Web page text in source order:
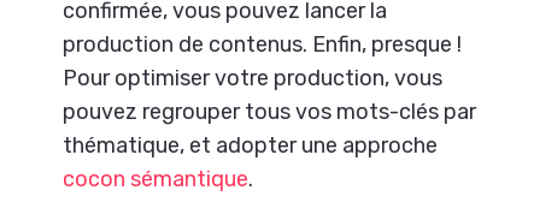
confirmée, vous pouvez lancer la
production de contenus. Enfin, presque !
Pour optimiser votre production, vous
pouvez regrouper tous vos mots-clés par
thématique, et adopter une approche
cocon sémantique.